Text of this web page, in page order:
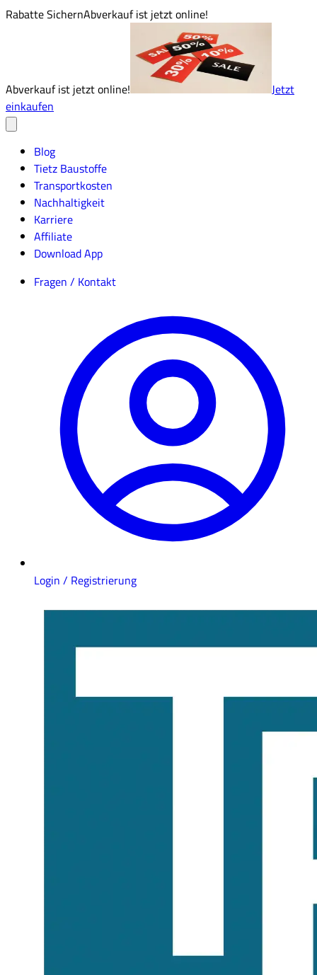
Rabatte SichernAbverkauf ist jetzt online!
Abverkauf ist jetzt online!
Jetzt
einkaufen
Blog
Tietz Baustoffe
Transportkosten
Nachhaltigkeit
Karriere
Affiliate
Download App
Fragen / Kontakt
Login / Registrierung